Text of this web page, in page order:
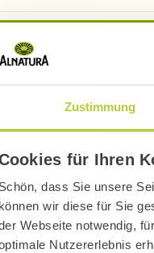
Zustimmung
für Ihren
Schön, dass Sie unsere
können wir diese für Sie
Webseite notwendig,
Nutzererlebnis
vegan,
sich über die